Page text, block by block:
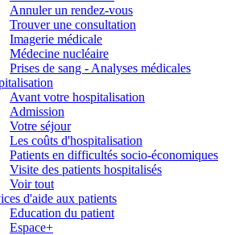
Annuler un rendez-vous
Trouver une consultation
Imagerie médicale
Médecine nucléaire
Prises de sang - Analyses médicales
Avant votre hospitalisation
Admission
Votre séjour
Les coûts d'hospitalisation
Patients en difficultés socio-économiques
Visite des patients hospitalisés
Voir tout
d'aide aux patients
Education du patient
Espace+